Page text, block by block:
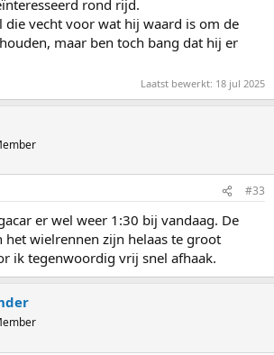
rond rijd.
die vecht voor wat hij waard is om de
maar ben toch bang dat hij er
Laatst bewerkt: 18 jul 2025
#33
er wel weer 1:30 bij vandaag. De
het wielrennen zijn helaas te groot
ik tegenwoordig vrij snel afhaak.